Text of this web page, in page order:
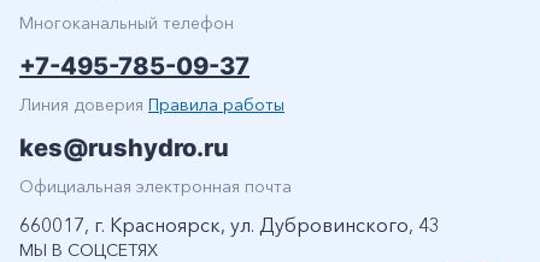
МЫ В СОЦСЕТЯХ
Многоканальный телефон
+7-495-785-09-37
Линия доверия Правила работы
kes@rushydro.ru
Официальная электронная почта
660017, г. Красноярск, ул. Дубровинского, 43